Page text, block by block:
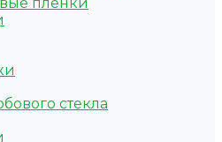
пленки
стекла